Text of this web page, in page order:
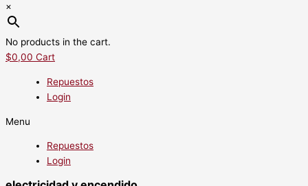
×
No products in the cart.
$0,00 Cart
Repuestos
Login
Menu
Repuestos
Login